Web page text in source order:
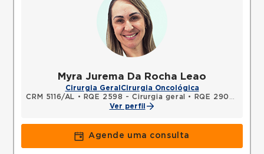
Myra Jurema Da Rocha Leao
Cirurgia Geral Cirurgia Oncológica
CRM 5116/AL • RQE 2598 - Cirurgia geral •
RQE 2909 - Cirurgia do aparelho digestivo
Ver perfil
Agende uma consulta